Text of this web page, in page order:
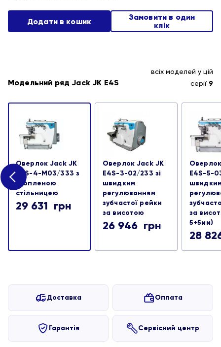
Додати в кошик
Замовити в один
клік
Модельний ряд Jack JK E4S
всіх моделей у цій
серії 9
Оверлок Jack JK
E4S-4-M03/333 з
утопленою
стільницею
29 631 грн
Оверлок Jack JK
E4S-3-02/233 зі
швидким
регулюванням
зубчастої рейки
за висотою
26 946 грн
E4S-5-
за
5+5мм)
28
Доставка Оплата
Гарантія Сервісний центр